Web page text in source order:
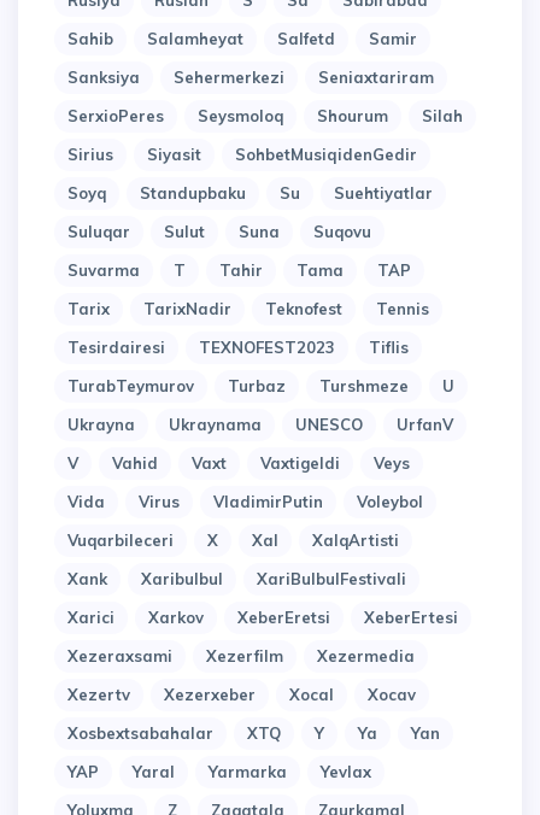
Sahib
Salamheyat Salfetd
Samir
Sanksiya
Sehermerkezi
Seniaxtariram
SerxioPeres
Seysmoloq Shourum
Silah
Sirius
Siyasit
SohbetMusiqidenGedir
Soyq
Standupbaku Su
Suehtiyatlar
Suluqar
Sulut Suna
Suqovu
Suvarma
T Tahir Tama
TAP
Tarix
TarixNadir Teknofest
Tennis
Tesirdairesi
TEXNOFEST2023
Tiflis
TurabTeymurov
Turbaz Turshmeze
U
Ukrayna
Ukraynama UNESCO
UrfanV
V
Vahid Vaxt Vaxtigeldi
Veys
Vida
Virus VladimirPutin
Voleybol
Vuqarbileceri
X Xal
XalqArtisti
Xank
Xaribulbul
XariBulbulFestivali
Xarici
Xarkov XeberEretsi
XeberErtesi
Xezeraxsami
Xezerfilm
Xezermedia
Xezertv
Xezerxeber Xocal
Xocav
Xosbextsabahalar
XTQ Y Ya
Yan
YAP
Yaral Yarmarka
Yevlax
Yoluxma
Z Zaqatala
Zaurkamal